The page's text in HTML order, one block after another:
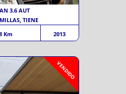
3.6 AUT
TIENE
Km 2013
VENDIDO